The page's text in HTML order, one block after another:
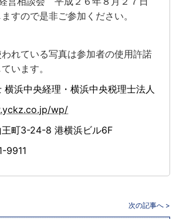
すので是非ご参加ください。
れている写真は参加者の使用許諾
います。
横浜中央経理・横浜中央税理士法人
wp/
王町3-24-8 港横浜ビル6F
9911
次の記事へ >